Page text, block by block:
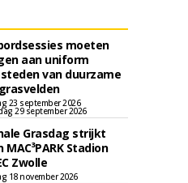
moeten
aan uniform
van duurzame
23 september 2026
29 september 2026
Grasdag strijkt
MAC³PARK Stadion
Zwolle
18 november 2026